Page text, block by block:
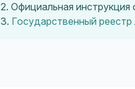
2. Официальная инструкция
3. Государственный